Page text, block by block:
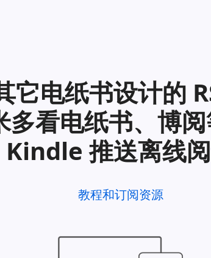
电纸书设计的
多看电纸书、博
Kindle 推送离线
教程和订阅资源